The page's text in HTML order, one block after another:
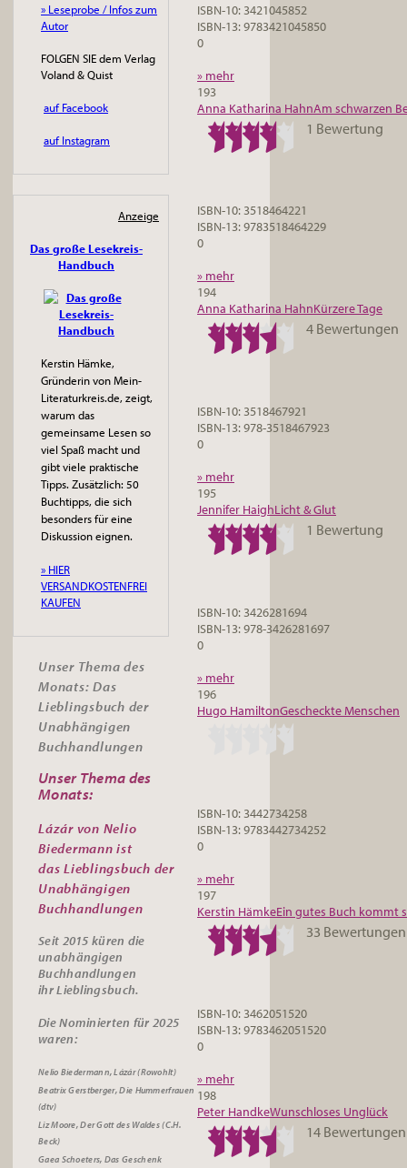
ISBN-10: 3421045852
ISBN-13: 9783421045850
0
» mehr
193
Anna Katharina HahnAm schwarzen
1 Bewertung
ISBN-10: 3518464221
ISBN-13: 9783518464229
0
» mehr
194
Anna Katharina HahnKürzere Tage
4 Bewertungen
ISBN-10: 3518467921
ISBN-13: 978-3518467923
0
» mehr
195
Jennifer HaighLicht & Glut
1 Bewertung
ISBN-10: 3426281694
ISBN-13: 978-3426281697
0
» mehr
196
Hugo HamiltonGescheckte Menschen
ISBN-10: 3442734258
ISBN-13: 9783442734252
0
» mehr
197
Kerstin HämkeEin gutes Buch kommt
33 Bewertungen
ISBN-10: 3462051520
ISBN-13: 9783462051520
0
» mehr
198
Peter HandkeWunschloses Unglück
14 Bewertungen
» Leseprobe / Infos zum
Autor
FOLGEN SIE dem Verlag
Voland & Quist
auf Facebook
auf Instagram
Anzeige
Das große Lesekreis-
Handbuch
Kerstin Hämke,
Gründerin von Mein-
Literaturkreis.de, zeigt,
warum das
gemeinsame Lesen so
viel Spaß macht und
gibt viele praktische
Tipps. Zusätzlich: 50
Buchtipps, die sich
besonders für eine
Diskussion eignen.
» HIER
VERSANDKOSTENFREI
KAUFEN
Unser Thema des
Monats: Das
Lieblingsbuch der
Unabhängigen
Buchhandlungen
Unser Thema des
Monats:
Lázár von Nelio
Biedermann ist
das Lieblingsbuch der
Unabhängigen
Buchhandlungen
Seit 2015 küren die
unabhängigen
Buchhandlungen
ihrLieblingsbuch.
Die Nominierten für 2025
waren:
Nelio Biedermann, Lázár (Rowohlt)
Beatrix Gerstberger, Die Hummerfrauen
(dtv)
Liz Moore, Der Gott des Waldes (C.H.
Beck)
Gaea Schoeters, Das Geschenk